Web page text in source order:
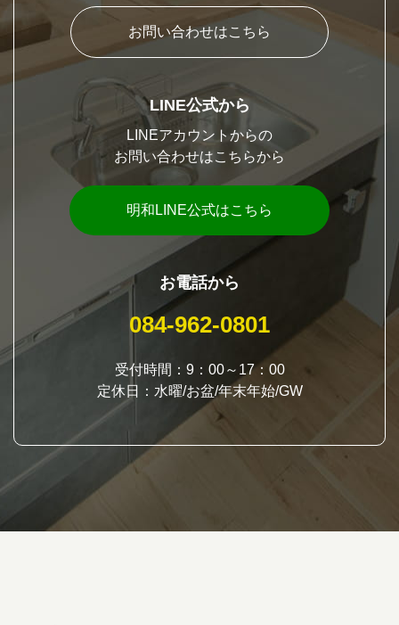
お問い合わせはこちら
LINE公式から
LINEアカウントからの
お問い合わせはこちらから
明和LINE公式はこちら
お電話から
084-962-0801
受付時間：9：00～17：00
定休日：水曜/お盆/年末年始/GW